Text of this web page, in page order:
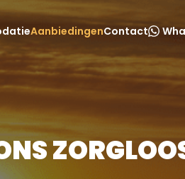
AanbiedingenContact